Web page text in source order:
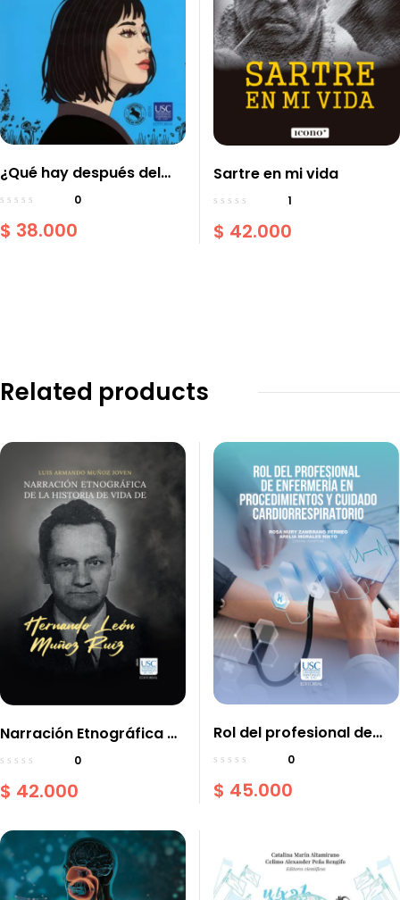
¿Qué hay después del
amor? Novela
0
$ 38.000
Sartre en mi vida
1
$ 42.000
Related products
Narración Etnográfica de
la Historia de Vida de
Ruiz
0
$ 42.000
Rol del profesional de
enfermería en
cuidado
0
$ 45.000